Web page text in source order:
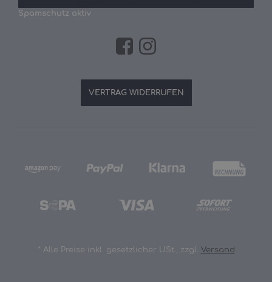
Spamschutz aktiv
VERTRAG WIDERRUFEN
* Alle Preise inkl. gesetzlicher USt., zzgl. Versand